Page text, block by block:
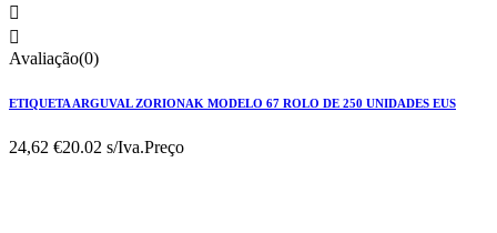


Avaliação(0)
ETIQUETA ARGUVAL ZORIONAK MODELO 67 ROLO DE 250 UNIDADES EUS
24,62 €20.02 s/Iva.Preço